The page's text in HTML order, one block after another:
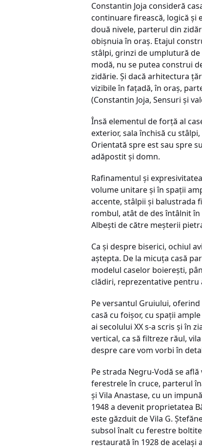
Constantin Joja consideră
continuare firească, logică şi
două nivele, parterul din
obişnuia în oraş. Etajul
stâlpi, grinzi de umplutură
modă, nu se putea construi
zidărie. Şi dacă arhitectura
vizibile în faţadă, în oraş,
(Constantin Joja, Sensuri şi
Însă elementul de forţă al
exterior, sala închisă cu
Orientată spre est sau spre
adăpostit şi domn.
Rafinamentul şi
volume unitare şi în spaţii
accente, stâlpii şi balustrada
rombul, atât de des întâlnit
Albeşti de către meşterii
Ca şi despre biserici, ochiul
aştepta. De la micuţa casă
modelul caselor boiereşti,
clădiri, reprezentative pentru
Pe versantul Gruiului,
casă cu foişor, cu spaţii
ai secolului XX s-a scris şi în
vertical, ca să filtreze răul,
despre care vom vorbi în
Pe strada Negru-Vodă se
ferestrele în cruce, parterul
şi Vila Anastase, cu un
1948 a devenit proprietatea
este găzduit de Vila G.
subsol înalt cu ferestre
restaurată în 1928 de